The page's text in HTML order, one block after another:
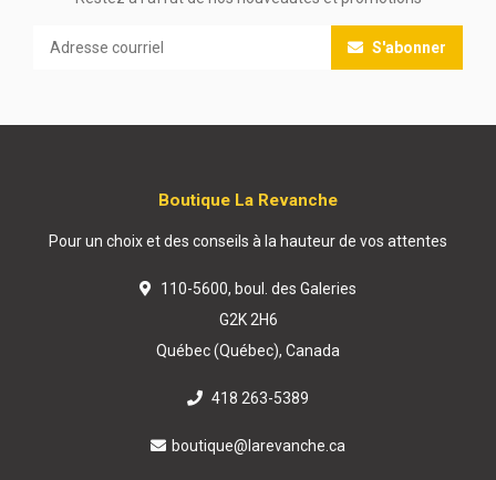
S'abonner
Boutique La Revanche
Pour un choix et des conseils à la hauteur de vos attentes
110-5600, boul. des Galeries
G2K 2H6
Québec (Québec), Canada
418 263-5389
boutique@larevanche.ca